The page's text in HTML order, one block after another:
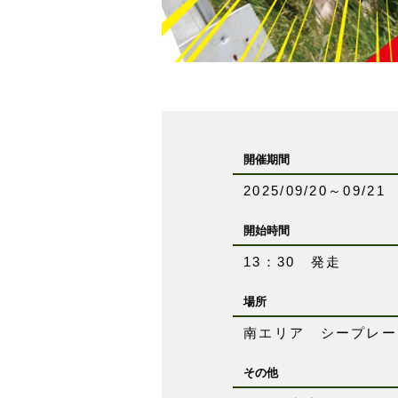
開催期間
2025/09/20～09/21
開始時間
13：30 発走
場所
南エリア シープレー
その他